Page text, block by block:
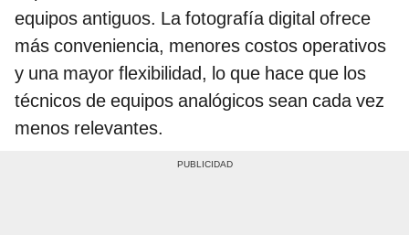
equipos antiguos. La fotografía digital ofrece
más conveniencia, menores costos operativos
y una mayor flexibilidad, lo que hace que los
técnicos de equipos analógicos sean cada vez
menos relevantes.